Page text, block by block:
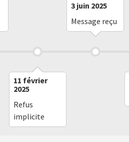
11 février
2025
Refus
implicite
3 juin 2025
Message reçu